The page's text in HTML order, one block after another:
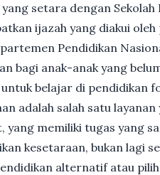
setara dengan Sekolah
ijazah yang diakui
Pendidikan
bagi anak-anak yang
belajar di pendidikan
adalah salah satu
yang memiliki tugas yang
kesetaraan, bukan lagi
alternatif atau